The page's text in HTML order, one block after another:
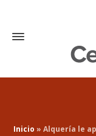
Inicio » Alquería le